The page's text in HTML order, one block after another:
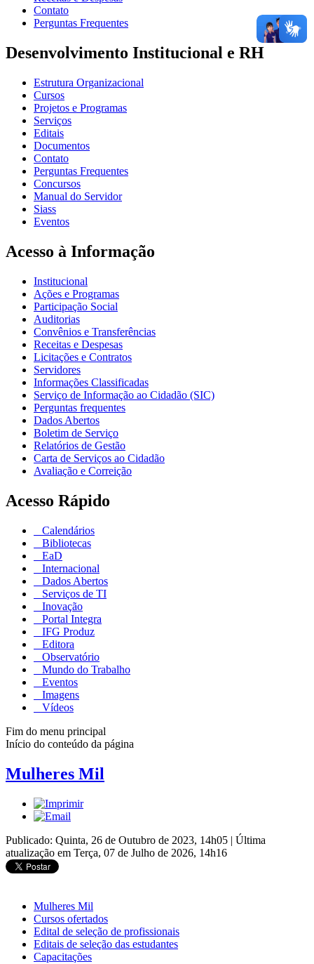
Contato
Perguntas Frequentes
Desenvolvimento Institucional e RH
Estrutura Organizacional
Cursos
Projetos e Programas
Serviços
Editais
Documentos
Contato
Perguntas Frequentes
Concursos
Manual do Servidor
Siass
Eventos
Acesso à Informação
Institucional
Ações e Programas
Participação Social
Auditorias
Convênios e Transferências
Receitas e Despesas
Licitações e Contratos
Servidores
Informações Classificadas
Serviço de Informação ao Cidadão (SIC)
Perguntas frequentes
Dados Abertos
Boletim de Serviço
Relatórios de Gestão
Carta de Serviços ao Cidadão
Avaliação e Correição
Acesso Rápido
Calendários
Bibliotecas
EaD
Internacional
Dados Abertos
Serviços de TI
Inovação
Portal Integra
IFG Produz
Editora
Observatório
Mundo do Trabalho
Eventos
Imagens
Vídeos
Fim do menu principal
Início do conteúdo da página
Mulheres Mil
Publicado: Quinta, 26 de Outubro de 2023, 14h05 | Última
atualização em Terça, 07 de Julho de 2026, 14h16
Mulheres Mil
Cursos ofertados
Edital de seleção de profissionais
Editais de seleção das estudantes
Capacitações